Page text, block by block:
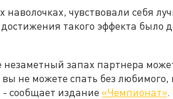
наволочках, чувствовали себя
такого эффекта было
запах партнера
не можете спать без
сообщает издание «Чемпионат».